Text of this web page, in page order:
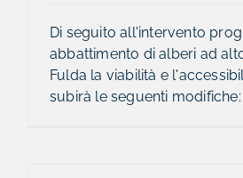
Di seguito all'intervento
abbattimento di alberi ad
Fulda la viabilità e
subirà le seguenti modifiche: